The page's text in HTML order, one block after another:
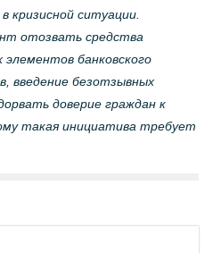
кризисной ситуации.
отозвать средства
элементов банковского
введение безотзывных
доверие граждан к
такая инициатива требует